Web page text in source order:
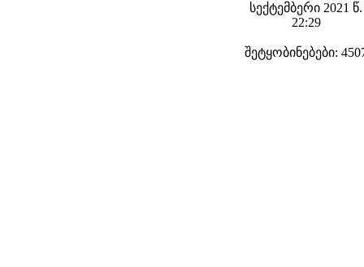
სექტემბერი 2021 წ.
22:29
შეტყობინებები: